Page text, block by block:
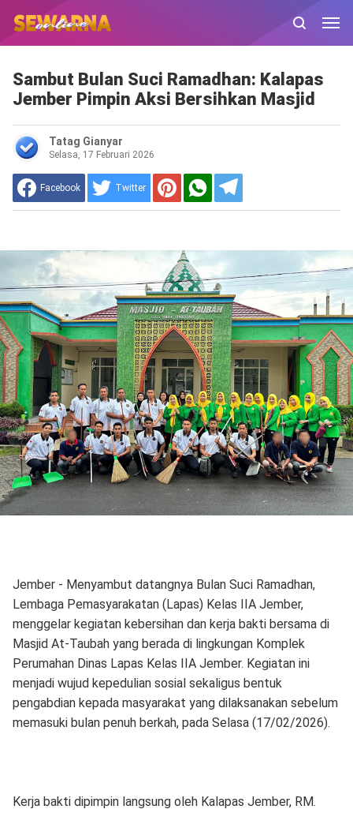
Sambut Bulan Suci Ramadhan: Kalapas
Jember Pimpin Aksi Bersihkan Masjid
Tatag Gianyar
Selasa, 17 Februari 2026
Facebook Twitter
Jember - Menyambut datangnya Bulan Suci Ramadhan,
Lembaga Pemasyarakatan (Lapas) Kelas IIA Jember,
menggelar kegiatan kebersihan dan kerja bakti bersama di
Masjid At-Taubah yang berada di lingkungan Komplek
Perumahan Dinas Lapas Kelas IIA Jember. Kegiatan ini
menjadi wujud kepedulian sosial sekaligus bentuk
pengabdian kepada masyarakat yang dilaksanakan sebelum
memasuki bulan penuh berkah, pada Selasa (17/02/2026).
Kerja bakti dipimpin langsung oleh Kalapas Jember, RM.